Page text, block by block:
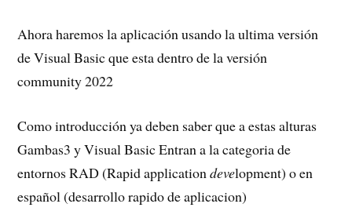
Ahora haremos la aplicación usando la ultima versión
de Visual Basic que esta dentro de la versión
community 2022
Como introducción ya deben saber que a estas alturas
Gambas3 y Visual Basic Entran a la categoria de
entornos RAD (Rapid applicationdevelopment)o en
español (desarrollo rapido de aplicacion)